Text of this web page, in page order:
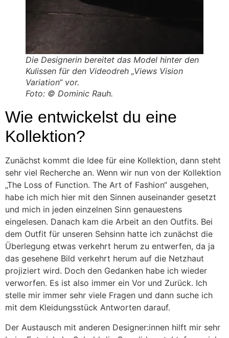
Die Designerin bereitet das Model hinter den
Kulissen für den Videodreh „Views Vision
Variation“ vor.
Foto: © Dominic Rauh.
Wie entwickelst du eine
Kollektion?
Zunächst kommt die Idee für eine Kollektion, dann steht
sehr viel Recherche an. Wenn wir nun von der Kollektion
„The Loss of Function. The Art of Fashion“ ausgehen,
habe ich mich hier mit den Sinnen auseinander gesetzt
und mich in jeden einzelnen Sinn genauestens
eingelesen. Danach kam die Arbeit an den Outfits. Bei
dem Outfit für unseren Sehsinn hatte ich zunächst die
Überlegung etwas verkehrt herum zu entwerfen, da ja
das gesehene Bild verkehrt herum auf die Netzhaut
projiziert wird. Doch den Gedanken habe ich wieder
verworfen. Es ist also immer ein Vor und Zurück. Ich
stelle mir immer sehr viele Fragen und dann suche ich
mit dem Kleidungsstück Antworten darauf.
Der Austausch mit anderen Designer:innen hilft mir sehr